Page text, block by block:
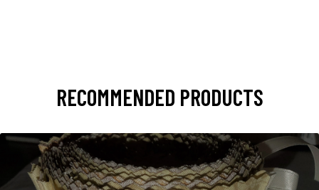
RECOMMENDED PRODUCTS